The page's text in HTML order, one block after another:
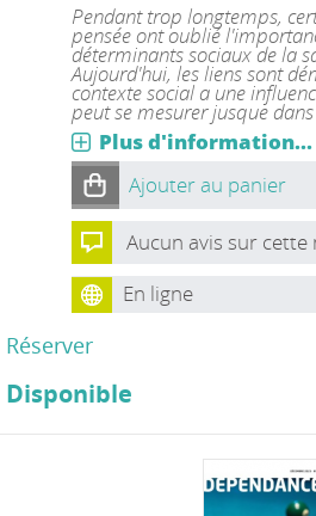
Pendant trop longtemps,
pensée ont oublié
déterminants sociaux de la
Aujourd'hui, les liens sont
contexte social a une
peut se mesurer jusque dans
Plus d'information...
Ajouter au panier
Aucun avis sur cette
En ligne
Réserver
Disponible